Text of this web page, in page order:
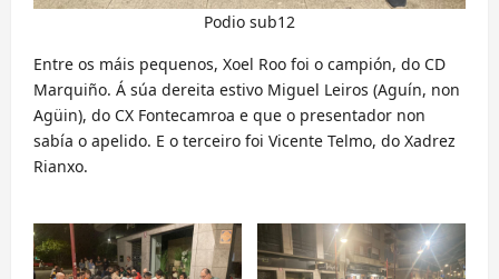
Podio sub12
Entre os máis pequenos, Xoel Roo foi o campión, do CD
Marquiño. Á súa dereita estivo Miguel Leiros (Aguín, non
Agüin), do CX Fontecamroa e que o presentador non
sabía o apelido. E o terceiro foi Vicente Telmo, do Xadrez
Rianxo.